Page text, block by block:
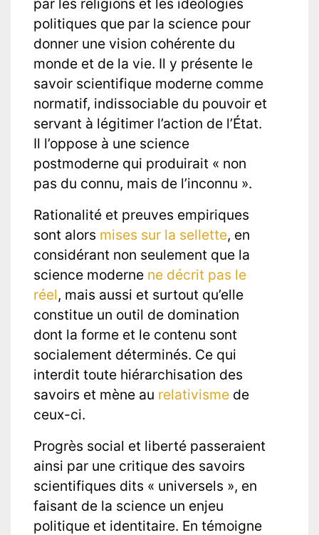
par les religions et les idéologies
politiques que par la science pour
donner une vision cohérente du
monde et de la vie. Il y présente le
savoir scientifique moderne comme
normatif, indissociable du pouvoir et
servant à légitimer l’action de l’État.
Il l’oppose à une science
postmoderne qui produirait « non
pas du connu, mais de l’inconnu ».
Rationalité et preuves empiriques
sont alors mises sur la sellette, en
considérant non seulement que la
science moderne ne décrit pas le
réel, mais aussi et surtout qu’elle
constitue un outil de domination
dont la forme et le contenu sont
socialement déterminés. Ce qui
interdit toute hiérarchisation des
savoirs et mène au relativisme de
ceux-ci.
Progrès social et liberté passeraient
ainsi par une critique des savoirs
scientifiques dits « universels », en
faisant de la science un enjeu
politique et identitaire. En témoigne